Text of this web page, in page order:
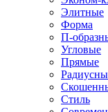
Элитные
Форма
П-
Угловые
Прямые
Стиль